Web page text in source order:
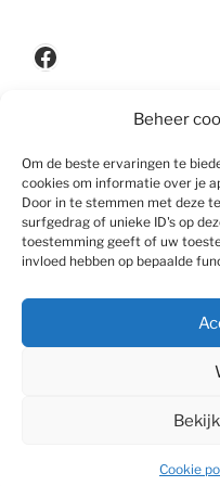
Beheer
Om de beste ervaringen te
cookies om informatie over je
Door in te stemmen met deze
surfgedrag of unieke ID's op
toestemming geeft of uw
invloed hebben op bepaalde
Cookie
Facebook
Disclaimer
Algemene voorwaarden